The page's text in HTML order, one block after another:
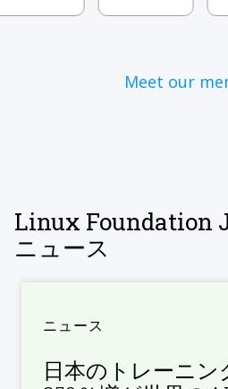
Meet our
Linux Foundation
ニュース
ニュース
日本のトレーニン